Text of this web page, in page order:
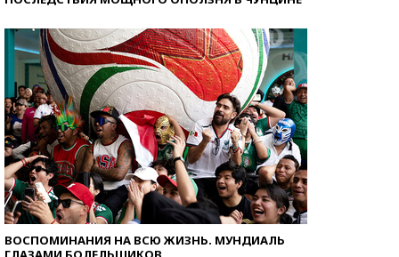
ВОСПОМИНАНИЯ НА ВСЮ ЖИЗНЬ. МУНДИАЛЬ